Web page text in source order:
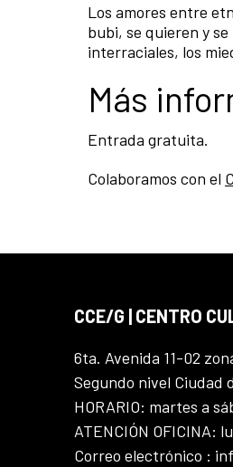
Los amores entre
bubi, se quieren y
interraciales, los
Más
Entrada gratuita.
Colaboramos con el
CCE/G | CENTRO
6ta. Avenida 11-02
Segundo nivel Ciudad
HORARIO: martes a
ATENCIÓN OFICINA:
Correo electrónico :